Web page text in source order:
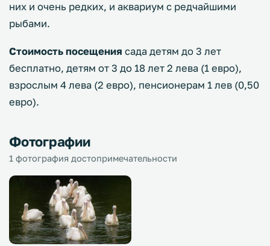
них и очень редких, и аквариум с редчайшими
рыбами.
Стоимость посещения сада детям до 3 лет
бесплатно, детям от 3 до 18 лет 2 лева (1 евро),
взрослым 4 лева (2 евро), пенсионерам 1 лев (0,50
евро).
Фотографии
1 фотография достопримечательности